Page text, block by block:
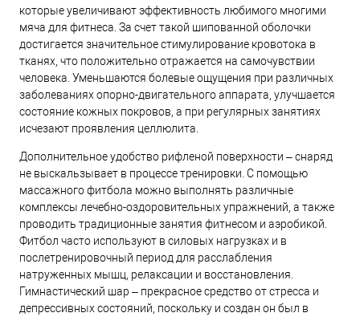
которые увеличивают эффективность любимого многими
мяча для фитнеса. За счет такой шипованной оболочки
достигается значительное стимулирование кровотока в
тканях, что положительно отражается на самочувствии
человека. Уменьшаются болевые ощущения при различных
заболеваниях опорно-двигательного аппарата, улучшается
состояние кожных покровов, а при регулярных занятиях
исчезают проявления целлюлита.
Дополнительное удобство рифленой поверхности – снаряд
не выскальзывает в процессе тренировки. С помощью
массажного фитбола можно выполнять различные
комплексы лечебно-оздоровительных упражнений, а также
проводить традиционные занятия фитнесом и аэробикой.
Фитбол часто используют в силовых нагрузках и в
послетренировочный период для расслабления
натруженных мышц, релаксации и восстановления.
Гимнастический шар ‒ прекрасное средство от стресса и
депрессивных состояний, поскольку и создан он был в